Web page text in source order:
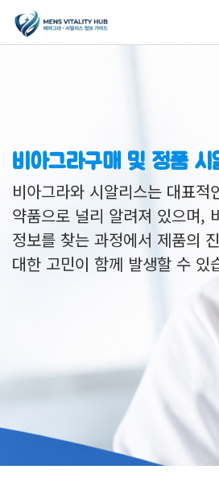
비아그라구매 및 정품 시
비아그라와 시알리스는 대표적
약품으로 널리 알려져 있으며,
정보를 찾는 과정에서 제품의
대한 고민이 함께 발생할 수 있